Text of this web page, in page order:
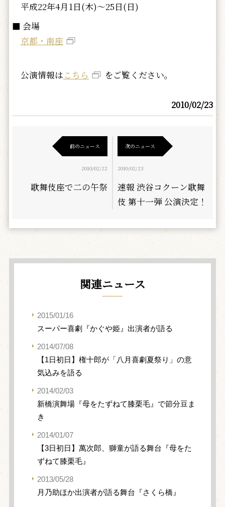
平成22年4月1日(木)～25日(日)
■ 会場
京都・南座
公演情報はこちら をご覧ください。
2010/02/23
前のニュース
2010/02/22
歌舞伎座で二の午祭
次のニュース
2010/02/23
速報 渋谷コクーン歌舞
伎 第十一弾 公演決定！
関連ニュース
2015/01/16
スーパー喜劇『かぐや姫』出演者が語る
2014/07/08
【1日初日】権十郎が「八月喜劇夏祭り」の意
気込みを語る
2014/02/03
新橋演舞場『母をたずねて膝栗毛』で節分豆ま
き
2014/01/07
【3日初日】萬次郎、獅童が語る舞台『母をた
ずねて膝栗毛』
2013/05/28
月乃助ほか出演者が語る舞台『さくら橋』